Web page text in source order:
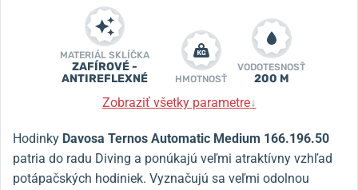
MATERIÁL SKLÍČKA
ZAFÍROVÉ -
ANTIREFLEXNÉ
HMOTNOSŤ
VODOTESNOSŤ
200 M
Zobraziť všetky parametre↓
Hodinky Davosa Ternos Automatic Medium 166.196.50
patria do radu Diving a ponúkajú veľmi atraktívny vzhľad
potápačských hodiniek. Vyznačujú sa veľmi odolnou